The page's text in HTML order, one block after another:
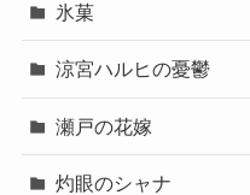
氷菓
涼宮ハルヒの憂鬱
瀬戸の花嫁
灼眼のシャナ